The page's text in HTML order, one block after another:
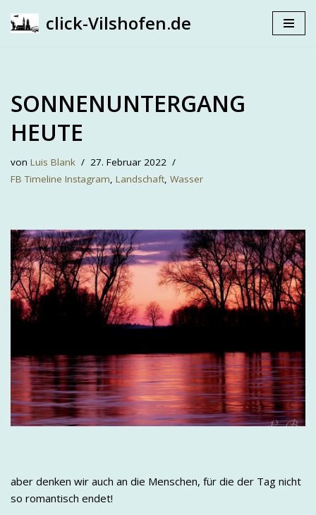
click-Vilshofen.de
SONNENUNTERGANG
HEUTE
von Luis Blank
27. Februar 2022
FB Timeline Instagram, Landschaft, Wasser
aber denken wir auch an die Menschen, für die der Tag nicht
so romantisch endet!